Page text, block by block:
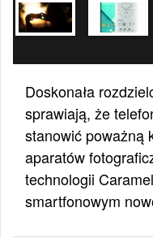
Doskonała
sprawiają, że
stanowić poważną
aparatów
technologii
smartfonowym